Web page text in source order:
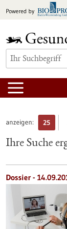
Inhalt
Powered by
anzeigen: 25
Ihre Suche
Dossier -